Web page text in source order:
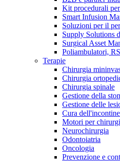
Catalogo prodotti
Kit procedurali
Smart Infusion
Soluzioni per il
Supply Solutions
Surgical Asset
Poliambulatori,
Terapie
Chirurgia
Chirurgia
Chirurgia spinale
Gestione della
Gestione delle
Cura
Motori per
Neurochirurgia
Odontoiatria
Oncologia
Prevenzione e